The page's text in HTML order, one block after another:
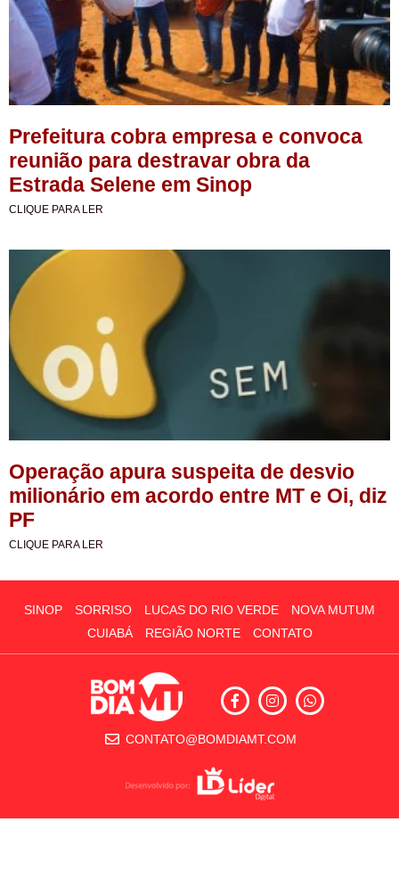
Prefeitura cobra empresa e convoca
reunião para destravar obra da
Estrada Selene em Sinop
CLIQUE PARA LER
Operação apura suspeita de desvio
milionário em acordo entre MT e Oi, diz
PF
CLIQUE PARA LER
SINOP SORRISO LUCAS DO RIO VERDE
NOVA MUTUM
CUIABÁ
REGIÃO NORTE CONTATO
CONTATO@BOMDIAMT.COM